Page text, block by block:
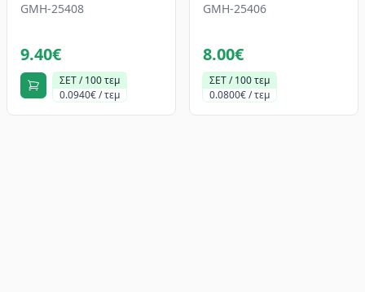
GMH-25408
9.40€
ΣΕΤ / 100 τεμ
0.0940€ / τεμ
GMH-25406
8.00€
ΣΕΤ / 100 τεμ
0.0800€ / τεμ